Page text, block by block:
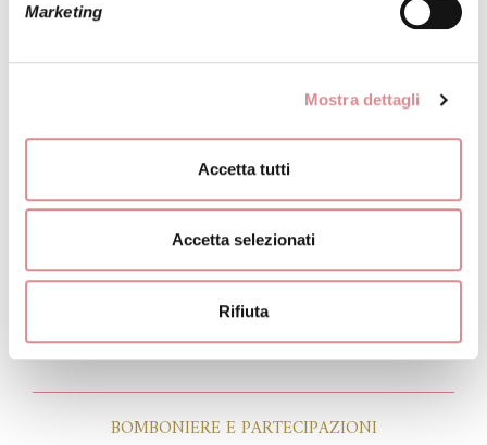
Marketing
Mostra dettagli
Accetta tutti
Accetta selezionati
Rifiuta
BOMBONIERE E PARTECIPAZIONI